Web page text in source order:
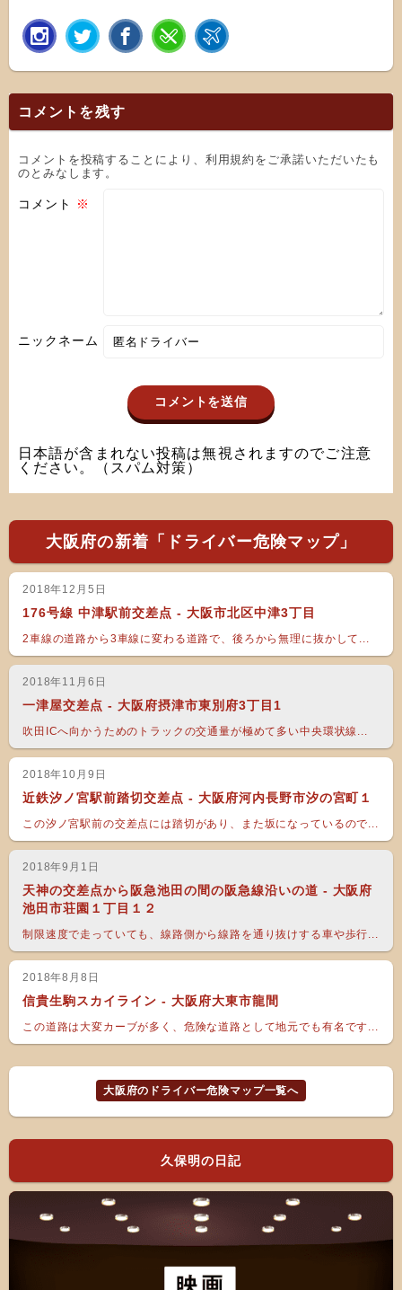
コメントを残す
コメントを投稿することにより、利用規約をご承諾いただいたも
のとみなします。
コメント ※
ニックネーム
日本語が含まれない投稿は無視されますのでご注意
ください。（スパム対策）
大阪府の新着「ドライバー危険マップ」
2018年12月5日
176号線 中津駅前交差点 - 大阪市北区中津3丁目
2車線の道路から3車線に変わる道路で、後ろから無理に抜かして...
2018年11月6日
一津屋交差点 - 大阪府摂津市東別府3丁目1
吹田ICへ向かうためのトラックの交通量が極めて多い中央環状線...
2018年10月9日
近鉄汐ノ宮駅前踏切交差点 - 大阪府河内長野市汐の宮町１
この汐ノ宮駅前の交差点には踏切があり、また坂になっているので...
2018年9月1日
天神の交差点から阪急池田の間の阪急線沿いの道 - 大阪府
池田市荘園１丁目１２
制限速度で走っていても、線路側から線路を通り抜けする車や歩行...
2018年8月8日
信貴生駒スカイライン - 大阪府大東市龍間
この道路は大変カーブが多く、危険な道路として地元でも有名です...
大阪府のドライバー危険マップ一覧へ
久保明の日記